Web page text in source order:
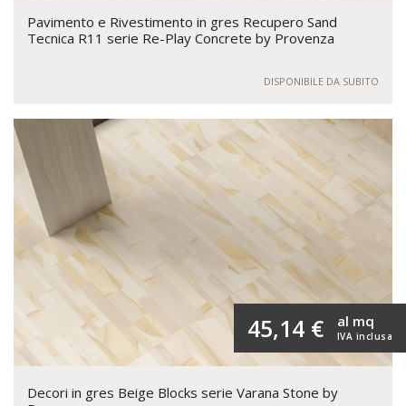
Pavimento e Rivestimento in gres Recupero Sand
Tecnica R11 serie Re-Play Concrete by Provenza
DISPONIBILE DA SUBITO
45,14 € IVA inclusa
al mq
Decori in gres Beige Blocks serie Varana Stone by